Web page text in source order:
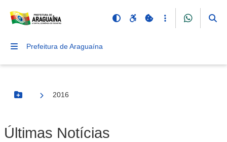
Prefeitura de Araguaína
Botão Menu
2016
Últimas Notícias